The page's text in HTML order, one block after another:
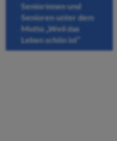
Seniorinnen und
Senioren unter dem
Motto „Weil das
Leben schön ist“